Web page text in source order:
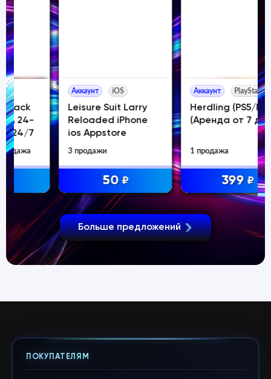
Аккаунт iOS
Leisure Suit Larry
Reloaded iPhone
ios Appstore
3 продажи
PlayStation
Herdling (PS5/RU)
(Аренда от 7 дней)
1 продажа
399
Больше предложений
ПОКУПАТЕЛЯМ